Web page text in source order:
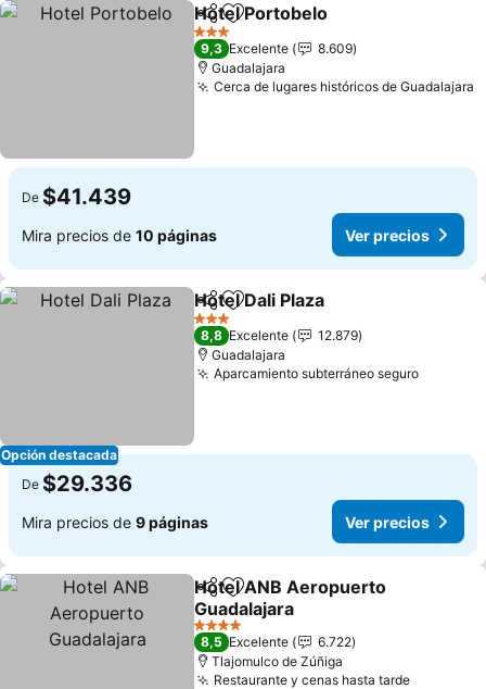
CompartirAgregar a favoritos
Hotel Portobelo
3 Estrellas
9,3 Excelente
8.609
Guadalajara
Cerca de lugares históricos de Guadalajara
De $41.439
Mira precios de 10 páginas Ver precios
Opción destacada
CompartirAgregar a favoritos
Hotel Dali Plaza
3 Estrellas
8,8 Excelente
12.879
Guadalajara
Aparcamiento subterráneo seguro
De $29.336
Mira precios de 9 páginas Ver precios
CompartirAgregar a favoritos
Hotel ANB Aeropuerto
Guadalajara
4 Estrellas
8,5 Excelente
6.722
Tlajomulco de Zúñiga
Restaurante y cenas hasta tarde